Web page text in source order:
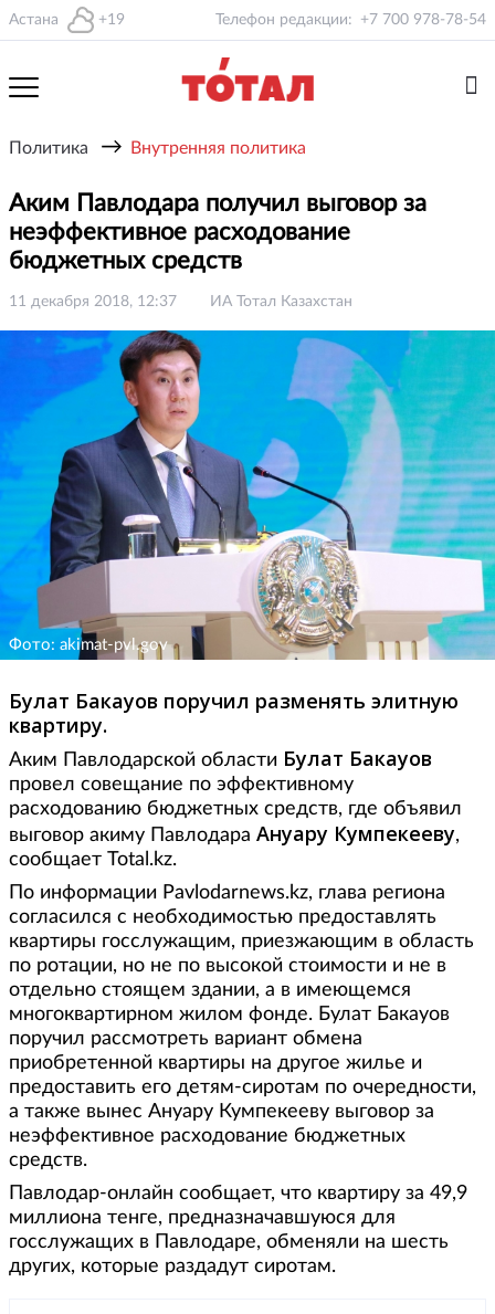
Астана +19 Телефон редакции: +7 700 978-78-54
Политика → Внутренняя политика
Аким Павлодара получил выговор за
неэффективное расходование
бюджетных средств
11 декабря 2018, 12:37 ИА Тотал Казахстан
Фото: akimat-pvl.gov
Булат Бакауов поручил разменять элитную
квартиру.
Аким Павлодарской области Булат Бакауов
провел совещание по эффективному
расходованию бюджетных средств, где объявил
выговор акиму Павлодара Ануару Кумпекееву,
сообщает Total.kz.
По информации Рavlodarnews.kz, глава региона
согласился с необходимостью предоставлять
квартиры госслужащим, приезжающим в область
по ротации, но не по высокой стоимости и не в
отдельно стоящем здании, а в имеющемся
многоквартирном жилом фонде. Булат Бакауов
поручил рассмотреть вариант обмена
приобретенной квартиры на другое жилье и
предоставить его детям-сиротам по очередности,
а также вынес Ануару Кумпекееву выговор за
неэффективное расходование бюджетных
средств.
Павлодар-онлайн сообщает, что квартиру за 49,9
миллиона тенге, предназначавшуюся для
госслужащих в Павлодаре, обменяли на шесть
других, которые раздадут сиротам.